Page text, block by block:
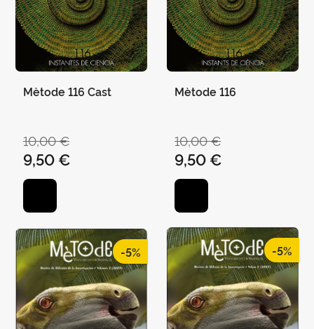
Mètode 116 Cast
10,00 €
9,50 €
Mètode 116
10,00 €
9,50 €
-5% -5%